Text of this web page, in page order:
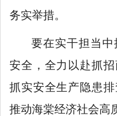
务实举措。
要在实干担当
安全，全力以赴抓
抓实安全生产隐患
推动海棠经济社会高